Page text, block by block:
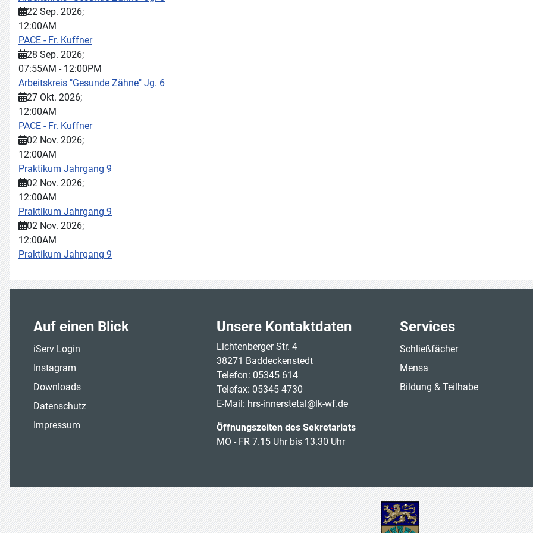
22 Sep. 2026;
12:00AM
PACE - Fr. Kuffner
28 Sep. 2026;
07:55AM - 12:00PM
Arbeitskreis "Gesunde Zähne" Jg. 6
27 Okt. 2026;
12:00AM
PACE - Fr. Kuffner
02 Nov. 2026;
12:00AM
Praktikum Jahrgang 9
02 Nov. 2026;
12:00AM
Praktikum Jahrgang 9
02 Nov. 2026;
12:00AM
Praktikum Jahrgang 9
Auf einen Blick
iServ Login
Instagram
Downloads
Datenschutz
Impressum
Unsere Kontaktdaten
Lichtenberger Str. 4
38271 Baddeckenstedt
Telefon: 05345 614
Telefax: 05345 4730
E-Mail: hrs-innerstetal@lk-wf.de
Öffnungszeiten des Sekretariats
MO - FR 7.15 Uhr bis 13.30 Uhr
Services
Schließfächer
Mensa
Bildung & Teilhabe